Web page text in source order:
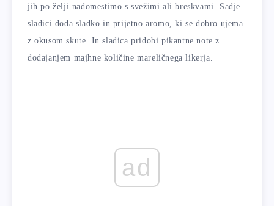
jih po želji nadomestimo s svežimi ali breskvami. Sadje
sladici doda sladko in prijetno aromo, ki se dobro ujema
z okusom skute. In sladica pridobi pikantne note z
dodajanjem majhne količine mareličnega likerja.
ad